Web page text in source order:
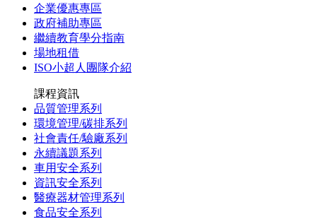
企業優惠專區
政府補助專區
繼續教育學分指南
場地租借
ISO小超人團隊介紹
課程資訊
品質管理系列
環境管理/碳排系列
社會責任/驗廠系列
永續議題系列
車用安全系列
資訊安全系列
醫療器材管理系列
食品安全系列